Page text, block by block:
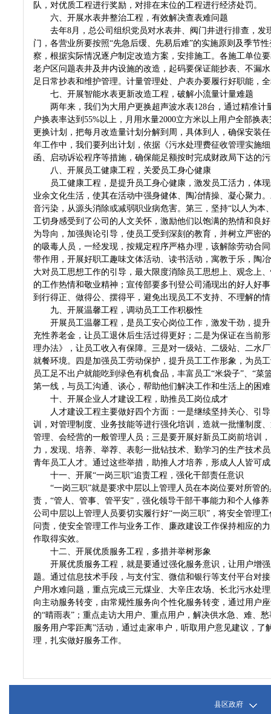
队，对优质工程进行奖励，对排在末位的工程进行经济处罚。
六、开展水表井整治工程，有效解决查表难问题
去年8月，总公司组织党员对水表井、阀门井进行排查，发
门，各营业所要按照“先急后缓、先易后难”的实施原则及季节
察，根据实际情况逐户制定改造方案，安排施工。各施工单位
老户区问题表井及井内设施的改造，起码要保证能抄表、不漏
足日常抄表和维护管理。计量管理处、户表办要履行好职能，
七、开展智能水表更新改造工程，破解小流量计量难题
两年来，我们为大用户更换超声波水表128台，通过精准计
户换表率达到55%以上，月用水量2000立方米以上用户全部换
更换计划，把每月改造量计划分解到周，具体到人，确保安装
年工作中，我们要列出计划，依据《污水处理费征收管理实施
函、启动诉讼程序等措施，确保能足额按时完成财政局下达的
八、开展员工健康工程，关爱员工身心健康
员工健康工程，是提升员工身心健康，激发员工活力，体现
业余文化生活，使其在活动中强身健体、陶冶情操、凝心聚力
音污染，从源头消除或减弱职业病危害。第三，坚持“以人为
工切身感受到了公司的人文关怀，激励他们以饱满的热情和良
为导向，加强舆论引导，使员工受到深刻的教育，并树立严密
的吸毒人员，一经发现，按规定程序严格办理，该解除劳动合
带作用，开展好职工趣味文体活动、读书活动，寓教于乐，陶
大对员工思想工作的引导，最大限度消除员工思想上、观念上
的工作热情和敬业精神；宣传部要多刊登公司涌现出的好人好
到行得正、做得公、摆得平，避免出现员工不支持、不理解的
九、开展温馨工程，调动员工工作积极性
开展员工温馨工程，是员工安心岗位工作，激发干劲，提升
充性养老金，让员工退休后生活过得更好；二是为保证在当前
理办法》，让员工收入有保障。三是对一级站、二级站、二水
就餐环境。四是加强员工劳动保护，提升员工工作形象，为员
员工足不出户就能吃到绿色有机食品，丰富员工“米袋子”、“
第一线，与员工沟通、谈心，帮助他们解决工作和生活上的困
十、开展企业人才建设工程，助推员工岗位成才
人才建设工程主要做好四个方面：一是继续坚持关心、引导
训，对管理制度、业务技能等进行强化培训，造就一批懂制度
管理、会经营的一般管理人员；三是要开展好新员工岗前培训
力，发现、培养、举荐、表彰一批钻技术、勤学习的生产技术
青年员工人才。通过这些举措，助推人才培养，形成人人皆可
十一、开展“一岗三职”追责工程，强化干部责任意识
“一岗三职”就是要求中层以上管理人员在本岗位要对所管的
责，“管人、管事、管平安”，强化领导干部干事能力和个人修
公司中层以上管理人员要切实履行好“一岗三职”，将安全管理
问责，使安全管理工作与业务工作、廉政建设工作保持相应的
作取得实效。
十二、开展优质服务工程，多措并举树形象
开展优质服务工程，就是要通过强化服务意识，让用户增强
题。通过信息技术手段，与支付宝、微信和银行等支付平台对
户用水难问题，重点完成三元煤业、大辛庄农场、长北污水处
向主动服务转变，由常规性服务向个性化服务转变，通过用户
的“晴雨表”；重点走访大用户、重点用户，解决供水急、难、
服务用户零距离”活动，通过走家串户，听取用户意见建议，
理，扎实做好服务工作。
县区政府